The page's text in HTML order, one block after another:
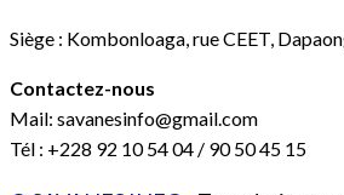
Siège : Kombonloaga, rue CEET,
Contactez-nous
Mail: savanesinfo@gmail.com
Tél : +228 92 10 54 04 / 90 50 45 15